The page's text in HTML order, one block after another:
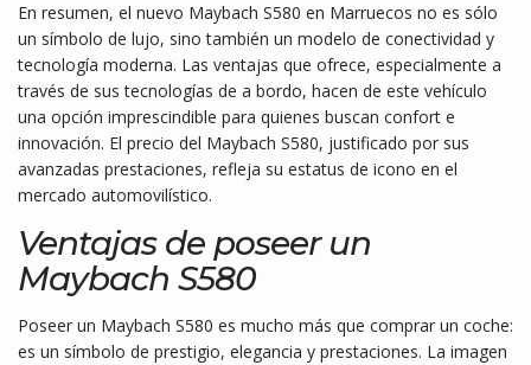
En resumen, el nuevo Maybach S580 en Marruecos no es sólo
un símbolo de lujo, sino también un modelo de conectividad y
tecnología moderna. Las ventajas que ofrece, especialmente a
través de sus tecnologías de a bordo, hacen de este vehículo
una opción imprescindible para quienes buscan confort e
innovación. El precio del Maybach S580, justificado por sus
avanzadas prestaciones, refleja su estatus de icono en el
mercado automovilístico.
Ventajas de poseer un
Maybach S580
Poseer un Maybach S580 es mucho más que comprar un coche:
es un símbolo de prestigio, elegancia y prestaciones. La imagen